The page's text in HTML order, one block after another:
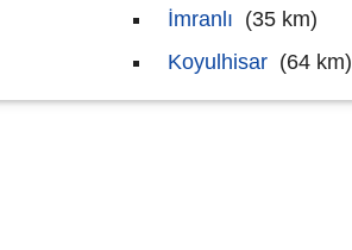
İmranlı (35 km)
Koyulhisar (64 km)